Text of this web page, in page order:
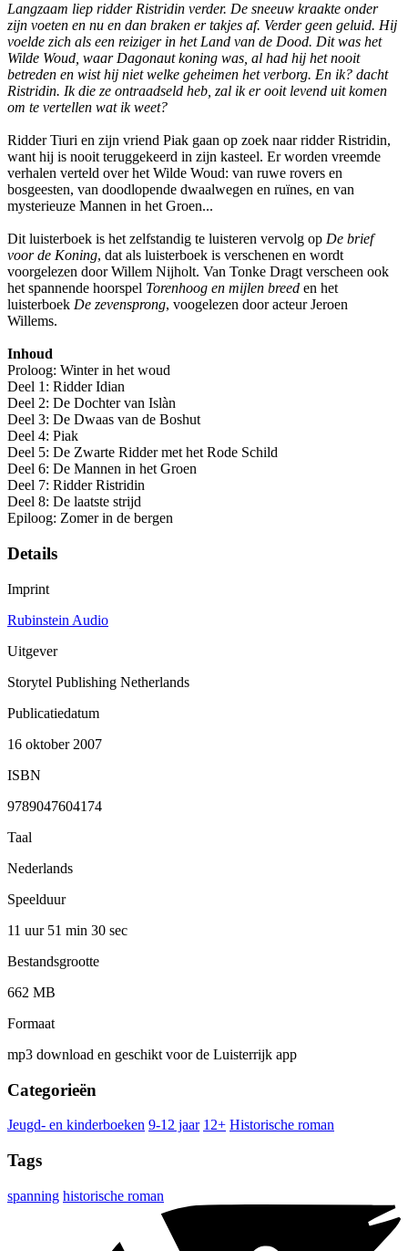
Langzaam liep ridder Ristridin verder. De sneeuw kraakte onder
zijn voeten en nu en dan braken er takjes af. Verder geen geluid. Hij
voelde zich als een reiziger in het Land van de Dood. Dit was het
Wilde Woud, waar Dagonaut koning was, al had hij het nooit
betreden en wist hij niet welke geheimen het verborg. En ik? dacht
Ristridin. Ik die ze ontraadseld heb, zal ik er ooit levend uit komen
om te vertellen wat ik weet?
Ridder Tiuri en zijn vriend Piak gaan op zoek naar ridder Ristridin,
want hij is nooit teruggekeerd in zijn kasteel. Er worden vreemde
verhalen verteld over het Wilde Woud: van ruwe rovers en
bosgeesten, van doodlopende dwaalwegen en ruïnes, en van
mysterieuze Mannen in het Groen...
Dit luisterboek is het zelfstandig te luisteren vervolg op De brief
voor de Koning, dat als luisterboek is verschenen en wordt
voorgelezen door Willem Nijholt. Van Tonke Dragt verscheen ook
het spannende hoorspel Torenhoog en mijlen breed en het
luisterboek De zevensprong, voogelezen door acteur Jeroen
Willems.
Inhoud
Proloog: Winter in het woud
Deel 1: Ridder Idian
Deel 2: De Dochter van Islàn
Deel 3: De Dwaas van de Boshut
Deel 4: Piak
Deel 5: De Zwarte Ridder met het Rode Schild
Deel 6: De Mannen in het Groen
Deel 7: Ridder Ristridin
Deel 8: De laatste strijd
Epiloog: Zomer in de bergen
Details
Imprint
Rubinstein Audio
Uitgever
Storytel Publishing Netherlands
Publicatiedatum
16 oktober 2007
ISBN
9789047604174
Taal
Nederlands
Speelduur
11 uur 51 min 30 sec
Bestandsgrootte
662 MB
Formaat
mp3 download en geschikt voor de Luisterrijk app
Categorieën
Jeugd- en kinderboeken 9-12 jaar 12+ Historische roman
Tags
spanning historische roman